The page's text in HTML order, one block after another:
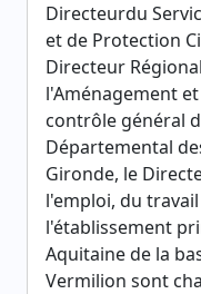
Directeurdu
et de Protection
Directeur
l'Aménagement
contrôle général
Départemental
Gironde, le
l'emploi, du
l'établissement
Aquitaine de la
Vermilion sont